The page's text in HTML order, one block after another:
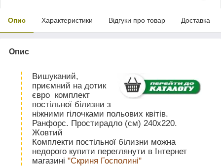
Опис Характеристики Відгуки про товар Доставка
Опис
Вишуканий,
приємний на дотик
євро комплект
постільної білизни з
ніжними гілочками польових квітів.
Ранфорс. Простирадло (см) 240х220.
Жовтий
Комплекти постільної білизни можна
недорого купити переглянути в Інтернет
магазині "Скриня Госполині"